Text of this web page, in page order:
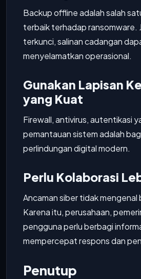
Backup offline adalah salah
terbaik terhadap ransomware.
terkunci, salinan cadangan
menyelamatkan operasional.
Gunakan Lapisan
yang Kuat
Firewall, antivirus, autentikasi
pemantauan sistem adalah
perlindungan digital modern.
Perlu Kolaborasi
Ancaman siber tidak mengenal
Karena itu, perusahaan,
pengguna perlu berbagi
mempercepat respons dan
Penutup